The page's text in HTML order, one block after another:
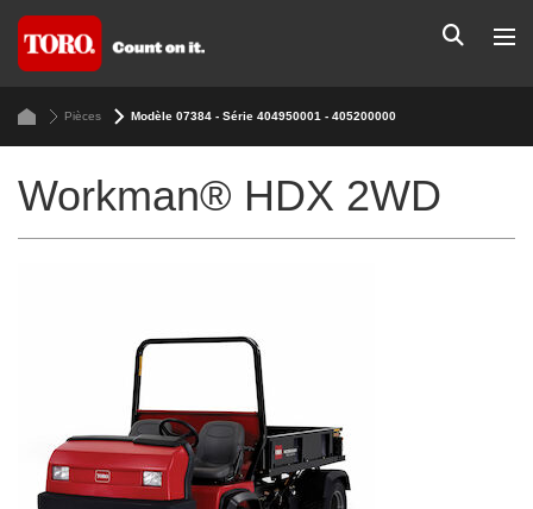
Pièces Modèle 07384 - Série 404950001 - 405200000
Workman® HDX 2WD